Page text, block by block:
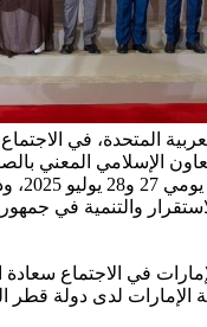
المتحدة، في
الإسلامي المعني
دولة
والتنمية في
في الاجتماع سعادة
الإمارات لدى دولة قطر